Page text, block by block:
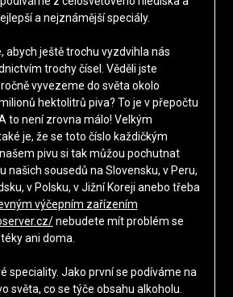
a nejznámější speciály.
abych ještě trochu vyzdvihla nás
trochy čísel. Věděli jste
vyvezeme do světa okolo
hektolitrů piva? To je v přepočtu
to není zrovna málo! Velkým
je, že se toto číslo každičkým
pivu si tak můžou pochutnat
našich sousedů na Slovensku, v Peru,
v Polsku, v Jižní Koreji anebo třeba
výčepním zařízením
nebudete mít problém se
ani doma.
speciality. Jako první se podíváme na
světa, co se týče obsahu alkoholu.